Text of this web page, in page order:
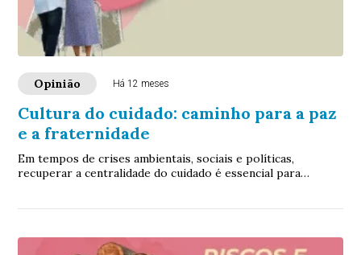
Opinião Há 12 meses
Cultura do cuidado: caminho para a paz
e a fraternidade
Em tempos de crises ambientais, sociais e políticas,
recuperar a centralidade do cuidado é essencial para